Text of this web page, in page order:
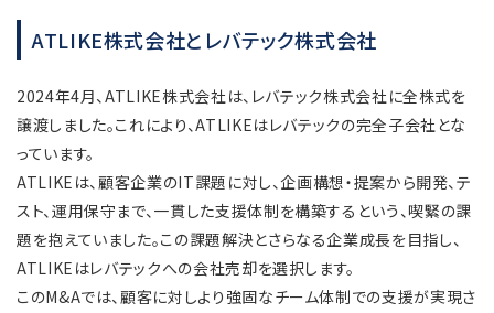
ATLIKE株式会社とレバテック株式会社
2024年4月、ATLIKE株式会社は、レバテック株式会社に全株式を
譲渡しました。これにより、ATLIKEはレバテックの完全子会社とな
っています。
ATLIKEは、顧客企業のIT課題に対し、企画構想・提案から開発、テ
スト、運用保守まで、一貫した支援体制を構築するという、喫緊の課
題を抱えていました。この課題解決とさらなる企業成長を目指し、
ATLIKEはレバテックへの会社売却を選択します。
このM&Aでは、顧客に対しより強固なチーム体制での支援が実現さ